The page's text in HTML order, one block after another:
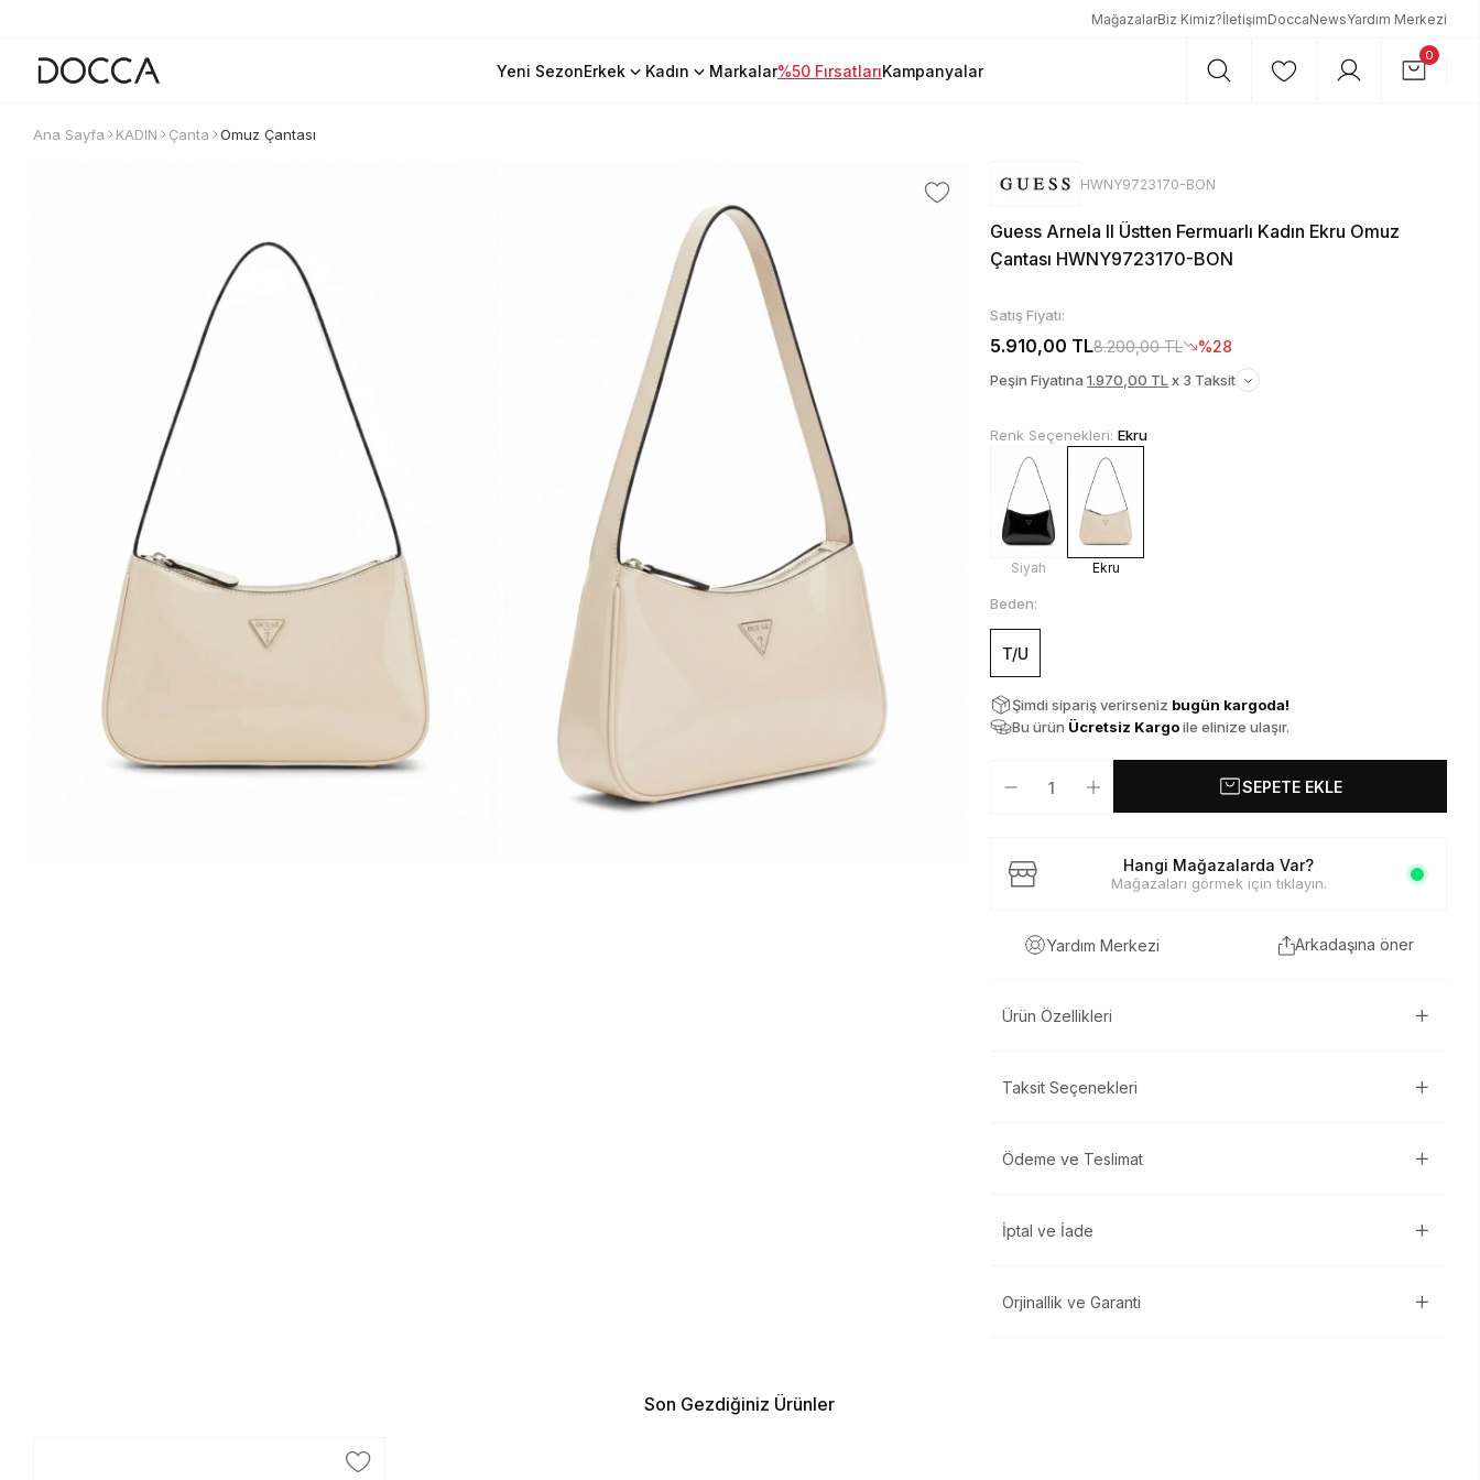
MağazalarBiz Kimiz?İletişimDoccaNewsYardım Merkezi
Yeni SezonErkek Kadın Markalar%50 FırsatlarıKampanyalar
0
Ana Sayfa KADIN Çanta Omuz Çantası
HWNY9723170-BON
Guess Arnela II Üstten Fermuarlı Kadın Ekru Omuz
Çantası HWNY9723170-BON
Satış Fiyatı:
5.910,00 TL8.200,00 TL %28
Peşin Fiyatına1.970,00 TL x 3 Taksit
Renk Seçenekleri:Ekru
Siyah Ekru
Beden:
T/U
Şimdi sipariş verirseniz bugün kargoda!
Bu ürün Ücretsiz Kargoile elinize ulaşır.
SEPETE EKLE
Hangi Mağazalarda Var?
Mağazaları görmek için tıklayın.
Yardım Merkezi Arkadaşına öner
Ürün Özellikleri
Taksit Seçenekleri
Ödeme ve Teslimat
İptal ve İade
Orjinallik ve Garanti
Son Gezdiğiniz Ürünler